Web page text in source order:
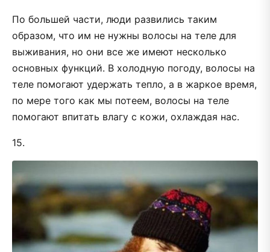
По большей части, люди развились таким
образом, что им не нужны волосы на теле для
выживания, но они все же имеют несколько
основных функций. В холодную погоду, волосы на
теле помогают удержать тепло, а в жаркое время,
по мере того как мы потеем, волосы на теле
помогают впитать влагу с кожи, охлаждая нас.
15.